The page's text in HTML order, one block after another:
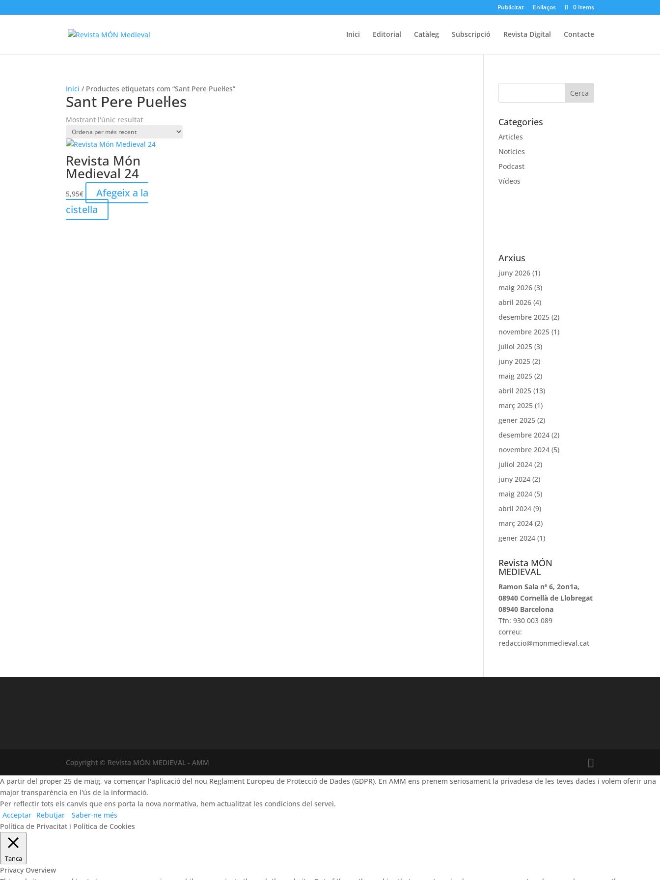
Publicitat Enllaços 0 Items
Inici Editorial Catàleg Subscripció Revista Digital Contacte
Inici / Productes etiquetats com “Sant Pere Puel·les”
Sant Pere Puel·les
Mostrant l'únic resultat
Revista Món
Medieval 24
5,95€
Afegeix a la
cistella
Categories
Articles
Notícies
Podcast
Vídeos
Arxius
juny 2026 (1)
maig 2026 (3)
abril 2026 (4)
desembre 2025 (2)
novembre 2025 (1)
juliol 2025 (3)
juny 2025 (2)
maig 2025 (2)
abril 2025 (13)
març 2025 (1)
gener 2025 (2)
desembre 2024 (2)
novembre 2024 (5)
juliol 2024 (2)
juny 2024 (2)
maig 2024 (5)
abril 2024 (9)
març 2024 (2)
gener 2024 (1)
Revista MÓN
MEDIEVAL
Ramon Sala nº 6, 2on1a,
08940 Cornellà de Llobregat
08940 Barcelona
Tfn: 930 003 089
correu:
redaccio@monmedieval.cat
Copyright © Revista MÓN MEDIEVAL - AMM
A partir del proper 25 de maig, va començar l'aplicació del nou Reglament Europeu de Protecció de Dades (GDPR). En AMM ens prenem seriosament la privadesa de les teves dades i volem oferir una
major transparència en l'ús de la informació.
Per reflectir tots els canvis que ens porta la nova normativa, hem actualitzat les condicions del servei.
Acceptar Rebutjar
Saber-ne més
Política de Privacitat i Política de Cookies
Tanca
Privacy Overview